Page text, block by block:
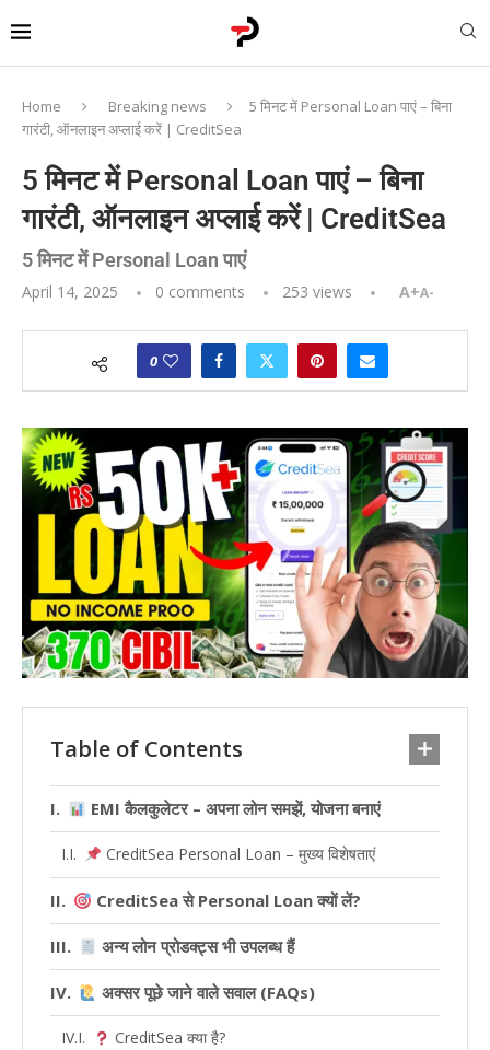
Home Breaking news
5 मिनट में Personal Loan पाएं – बिना
गारंटी, ऑनलाइन अप्लाई करें | CreditSea
5 मिनट में Personal Loan पाएं – बिना
गारंटी, ऑनलाइन अप्लाई करें | CreditSea
5 मिनट में Personal Loan पाएं
April 14, 2025 0 comments 253 views A+A-
0
Table of Contents
EMI कैलकुलेटर – अपना लोन समझें, योजना बनाएं
CreditSea Personal Loan – मुख्य विशेषताएं
CreditSea से Personal Loan क्यों लें?
अन्य लोन प्रोडक्ट्स भी उपलब्ध हैं
अक्सर पूछे जाने वाले सवाल (FAQs)
CreditSea क्या है?